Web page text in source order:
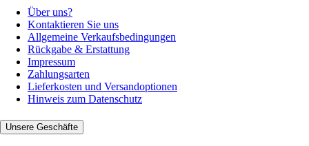
Über uns?
Kontaktieren Sie uns
Allgemeine Verkaufsbedingungen
Rückgabe & Erstattung
Impressum
Zahlungsarten
Lieferkosten und Versandoptionen
Hinweis zum Datenschutz
Unsere Geschäfte